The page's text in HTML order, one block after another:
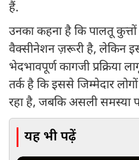
हैं.
उनका कहना है कि पालतू
वैक्सीनेशन ज़रूरी है, लेकिन
भेदभावपूर्ण कागजी प्रक्रिया
तर्क है कि इससे जिम्मेदार
रहा है, जबकि असली समस्या
यह भी पढ़ें